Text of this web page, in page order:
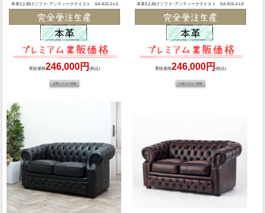
本革2人掛けソファ･アンティークテイスト SA-915-2-L5
業販価格246,000円(税込)
本革2人掛けソファ･アンティークテイスト SA-915-2-L9
業販価格246,000円 (税込)